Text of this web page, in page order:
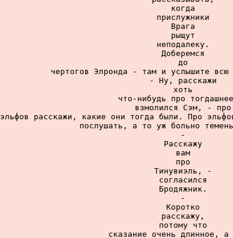
когда
прислужники
Врага
рыщут
неподалеку.
Доберемся
до
чертогов Элронда - там и услышите всю
- Ну, расскажи
хоть
что-нибудь про
взмолился Сэм, - про
эльфов расскажи, какие они тогда были. Про
послушать, а то уж больно
-
Расскажу
вам
про
Тинувиэль, -
согласился
Бродяжник.
-
Коротко
расскажу,
потому что
сказание очень длинное, а